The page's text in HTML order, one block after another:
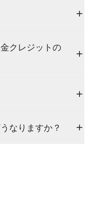
クレジットの
なりますか？